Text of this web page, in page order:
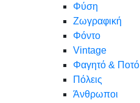
Φύση
Ζωγραφική
Φόντο
Vintage
Φαγητό & Ποτό
Πόλεις
Άνθρωποι